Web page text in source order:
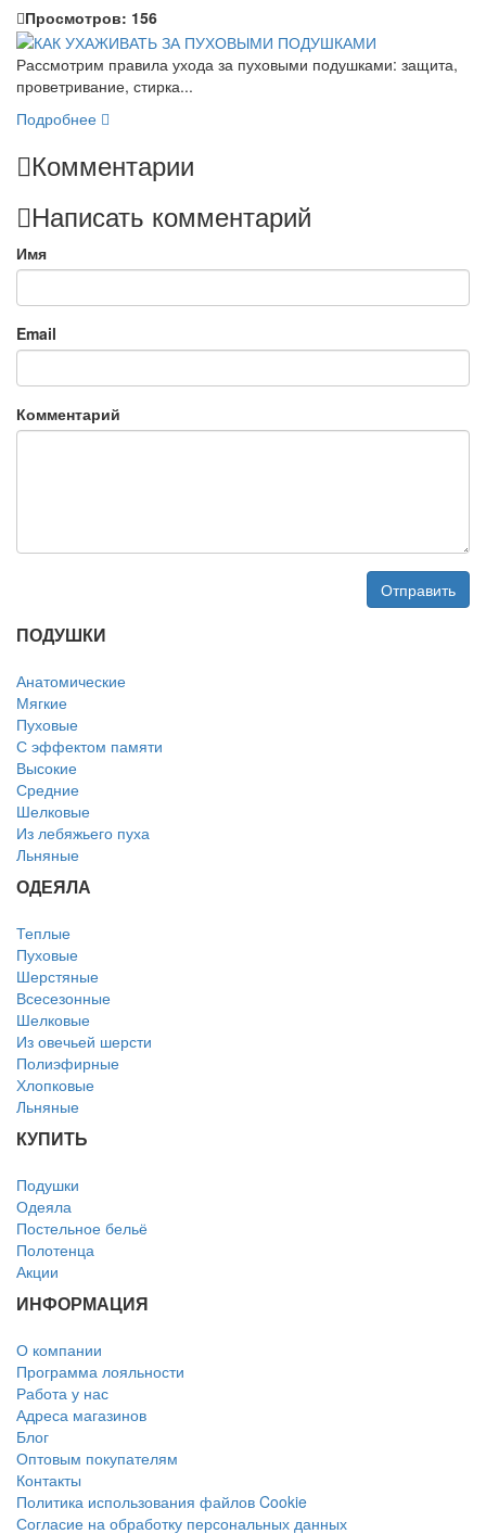
Просмотров: 156
Рассмотрим правила ухода за пуховыми подушками: защита,
проветривание, стирка...
Подробнее
Комментарии
Написать комментарий
Имя
Email
Комментарий
Отправить
ПОДУШКИ
Анатомические
Мягкие
Пуховые
С эффектом памяти
Высокие
Средние
Шелковые
Из лебяжьего пуха
Льняные
ОДЕЯЛА
Теплые
Пуховые
Шерстяные
Всесезонные
Шелковые
Из овечьей шерсти
Полиэфирные
Хлопковые
Льняные
КУПИТЬ
Подушки
Одеяла
Постельное бельё
Полотенца
Акции
ИНФОРМАЦИЯ
О компании
Программа лояльности
Работа у нас
Адреса магазинов
Блог
Оптовым покупателям
Контакты
Политика использования файлов Cookie
Согласие на обработку персональных данных